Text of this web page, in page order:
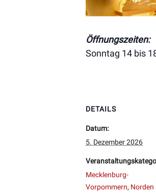
Öffnungszeiten:
Sonntag 14 bis
DETAILS
Datum:
5. Dezember 2026
Mecklenburg-
Vorpommern, Norden